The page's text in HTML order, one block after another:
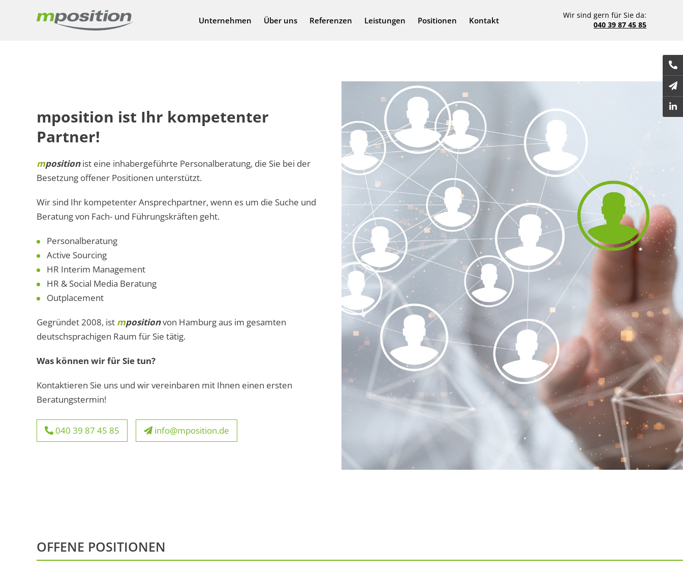
Unternehmen Über uns Referenzen Leistungen Positionen Kontakt
Wir sind gern für Sie da:
040 39 87 45 85
mposition ist Ihr kompetenter
Partner!
mpositionist eine inhabergeführte Personalberatung, die Sie bei der
Besetzung offener Positionen unterstützt.
Wir sind Ihr kompetenter Ansprechpartner, wenn es um die Suche und
Beratung von Fach- und Führungskräften geht.
Personalberatung
Active Sourcing
HR Interim Management
HR & Social Media Beratung
Outplacement
Gegründet 2008, ist mpositionvon Hamburg aus im gesamten
deutschsprachigen Raum für Sie tätig.
Was können wir für Sie tun?
Kontaktieren Sie uns und wir vereinbaren mit Ihnen einen ersten
Beratungstermin!
040 39 87 45 85 info@mposition.de
OFFENE POSITIONEN